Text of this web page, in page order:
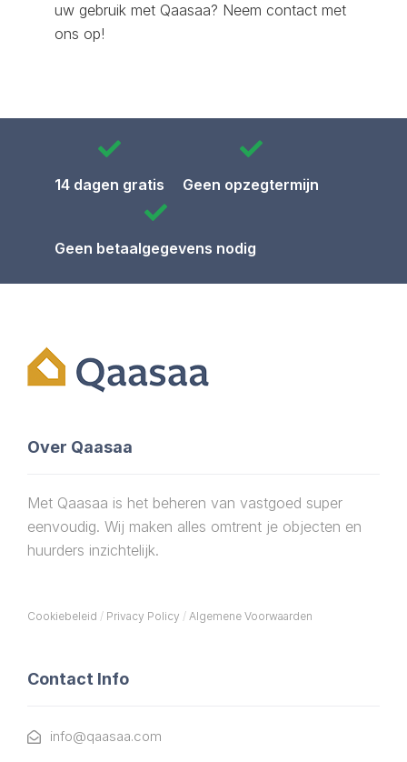
uw gebruik met Qaasaa? Neem contact met
ons op!
14 dagen gratis Geen opzegtermijn
Geen betaalgegevens nodig
Over Qaasaa
Met Qaasaa is het beheren van vastgoed super
eenvoudig. Wij maken alles omtrent je objecten en
huurders inzichtelijk.
Cookiebeleid / Privacy Policy / Algemene Voorwaarden
Contact Info
info@qaasaa.com